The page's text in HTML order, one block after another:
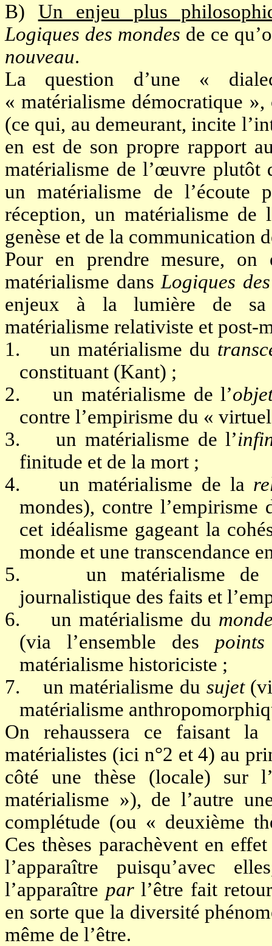
B) Un enjeu plus
Logiques des mondes de ce
nouveau.
La question d’une «
« matérialisme démocratique
(ce qui, au demeurant, incite
en est de son propre rapport
matérialisme de l’œuvre plutôt
un matérialisme de
réception, un matérialisme de
genèse et de la communication
Pour en prendre mesure, on
matérialisme dans Logiques
enjeux à la lumière de sa
matérialisme relativiste et post-
1.
un matérialisme du
constituant (Kant) ;
2.
un matérialisme de l’
contre l’empirisme du «
3.
un matérialisme de l’
finitude et de la mort ;
4.
un matérialisme de la
mondes), contre l’empirisme
cet idéalisme gageant la
monde et une transcendance
5.
un matérialisme de
journalistique des faits et
6.
un matérialisme du
(via l’ensemble des points
matérialisme historiciste ;
7.
un matérialisme du sujet
matérialisme
On rehaussera ce faisant la
matérialistes (ici n°2 et 4) au
côté une thèse (locale) sur
matérialisme »), de l’autre
complétude (ou « deuxième
Ces thèses parachèvent en
l’apparaître puisqu’avec
l’apparaître parl’être fait
en sorte que la diversité
même de l’être.